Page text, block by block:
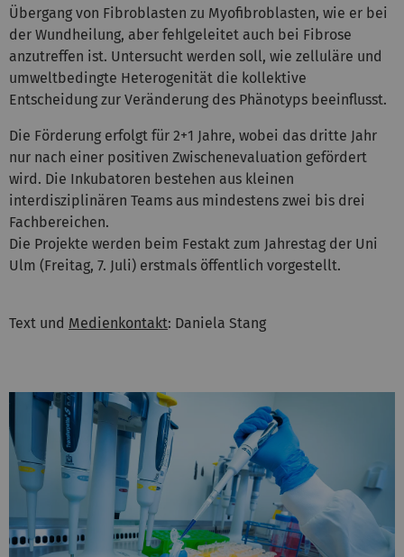
Übergang von Fibroblasten zu Myofibroblasten, wie er bei
der Wundheilung, aber fehlgeleitet auch bei Fibrose
anzutreffen ist. Untersucht werden soll, wie zelluläre und
umweltbedingte Heterogenität die kollektive
Entscheidung zur Veränderung des Phänotyps beeinflusst.
Die Förderung erfolgt für 2+1 Jahre, wobei das dritte Jahr
nur nach einer positiven Zwischenevaluation gefördert
wird. Die Inkubatoren bestehen aus kleinen
interdisziplinären Teams aus mindestens zwei bis drei
Fachbereichen.
Die Projekte werden beim Festakt zum Jahrestag der Uni
Ulm (Freitag, 7. Juli) erstmals öffentlich vorgestellt.
Text und Medienkontakt: Daniela Stang